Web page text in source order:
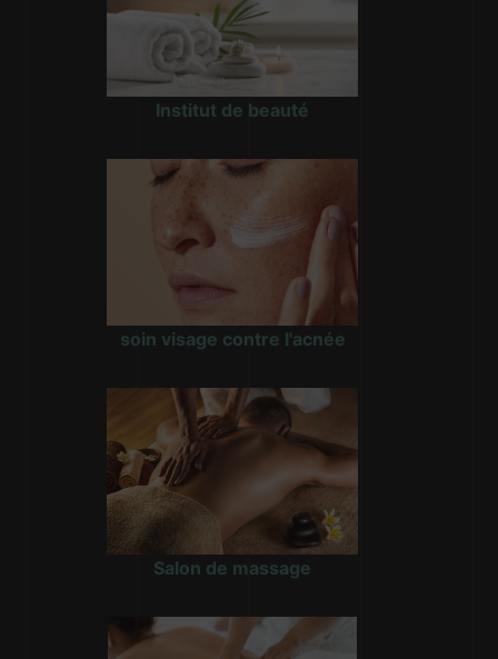
Institut de beauté
soin visage contre l'acnée
Salon de massage